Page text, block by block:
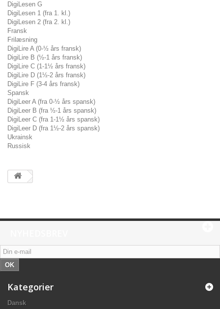
DigiLesen G
DigiLesen 1 (fra 1. kl.)
DigiLesen 2 (fra 2. kl.)
Fransk
Frilæsning
DigiLire A (0-½ års fransk)
DigiLire B (½-1 års fransk)
DigiLire C (1-1½ års fransk)
DigiLire D (1½-2 års fransk)
DigiLire F (3-4 års fransk)
Spansk
DigiLeer A (fra 0-½ års spansk)
DigiLeer B (fra ½-1 års spansk)
DigiLeer C (fra 1-1½ års spansk)
DigiLeer D (fra 1½-2 års spansk)
Ukrainsk
Russisk
OK
Kategorier
Dansk